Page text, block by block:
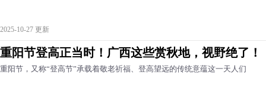
2025-10-27 更新
重阳节登高正当时！广西这些赏秋地，视野绝了！
重阳节，又称“登高节”承载着敬老祈福、登高望远的传统意蕴这一天人们